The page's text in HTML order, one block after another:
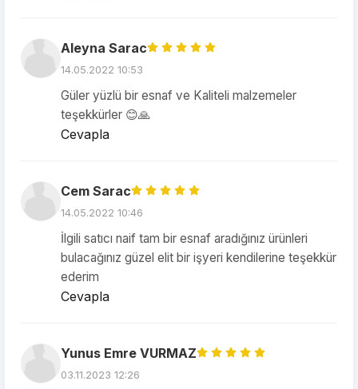
Aleyna Sarac
14.05.2022 10:53
Güler yüzlü bir esnaf ve Kaliteli malzemeler
teşekkürler 😊🙏
Cevapla
Cem Sarac
14.05.2022 10:46
İlgili satıcı naif tam bir esnaf aradığınız ürünleri
bulacağınız güzel elit bir işyeri kendilerine teşekkür
ederim
Cevapla
Yunus Emre VURMAZ
03.11.2023 12:26